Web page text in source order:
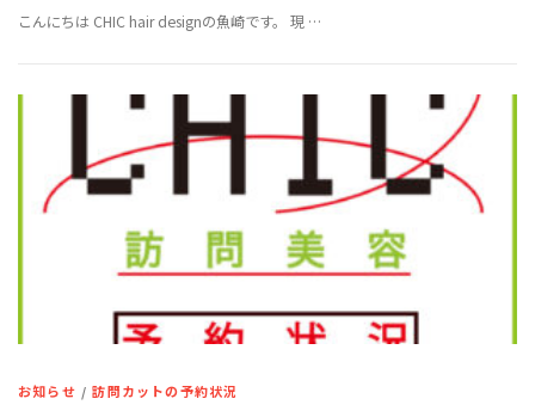
こんにちは CHIC hair designの魚崎です。 現 …
お知らせ /訪問カットの予約状況